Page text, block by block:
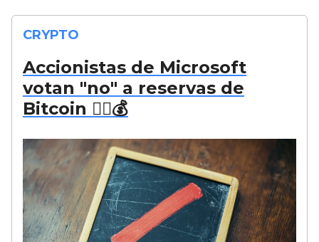
CRYPTO
Accionistas de Microsoft
votan "no" a reservas de
Bitcoin 🙅‍♂️💰